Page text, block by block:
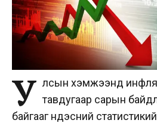
У лсын хэмжээнд
тавдугаар сарын
байгааг Үндэсний